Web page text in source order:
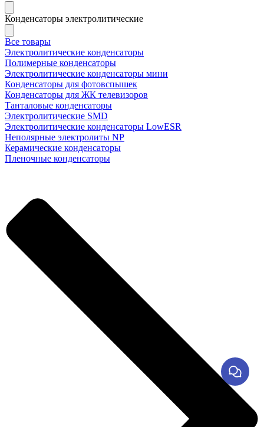
Конденсаторы электролитические
Все товары
Электролитические конденсаторы
Полимерные конденсаторы
Электролитические конденсаторы мини
Конденсаторы для фотовспышек
Конденсаторы для ЖК телевизоров
Танталовые конденсаторы
Электролитические SMD
Электролитические конденсаторы LowESR
Неполярные электролиты NP
Керамические конденсаторы
Пленочные конденсаторы